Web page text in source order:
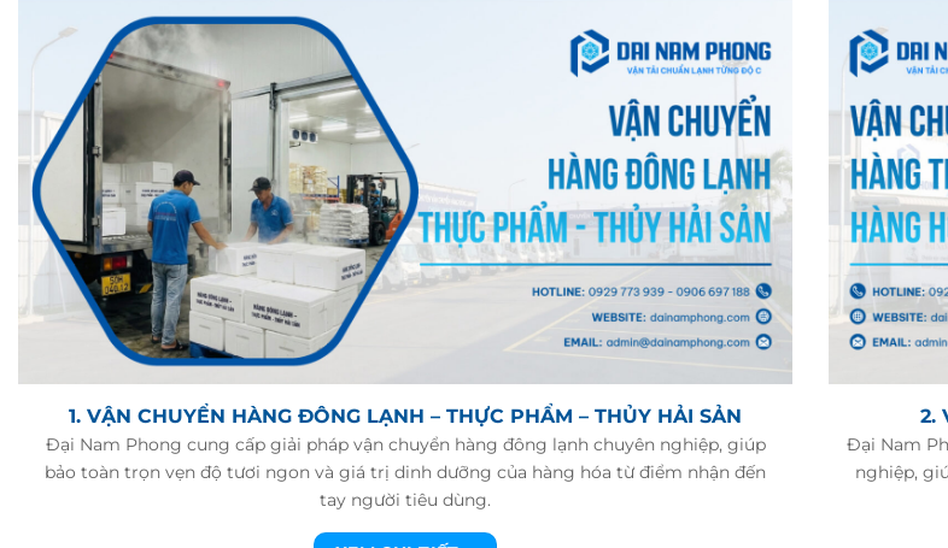
1. VẬN CHUYỂN HÀNG ĐÔNG LẠNH – THỰC PHẨM – THỦY HẢI SẢN
Đại Nam Phong cung cấp giải pháp vận chuyển hàng đông lạnh chuyên nghiệp, giúp
bảo toàn trọn vẹn độ tươi ngon và giá trị dinh dưỡng của hàng hóa từ điểm nhận đến
tay người tiêu dùng.
2.
Đại Nam
nghiệp,